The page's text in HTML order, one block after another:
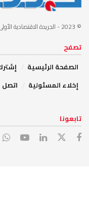
© 2023 - الجريدة الاقتصادية
تصفح
الصفحة الرئيسية
إخلاء المسئولية
اتصل
تابعونا